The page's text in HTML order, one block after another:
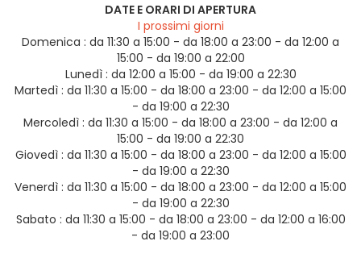
DATE E ORARI DI APERTURA
I prossimi giorni
Domenica : da 11:30 a 15:00 - da 18:00 a 23:00 - da 12:00 a
15:00 - da 19:00 a 22:00
Lunedì : da 12:00 a 15:00 - da 19:00 a 22:30
Martedì : da 11:30 a 15:00 - da 18:00 a 23:00 - da 12:00 a 15:00
- da 19:00 a 22:30
Mercoledì : da 11:30 a 15:00 - da 18:00 a 23:00 - da 12:00 a
15:00 - da 19:00 a 22:30
Giovedì : da 11:30 a 15:00 - da 18:00 a 23:00 - da 12:00 a 15:00
- da 19:00 a 22:30
Venerdì : da 11:30 a 15:00 - da 18:00 a 23:00 - da 12:00 a 15:00
- da 19:00 a 22:30
Sabato : da 11:30 a 15:00 - da 18:00 a 23:00 - da 12:00 a 16:00
- da 19:00 a 23:00